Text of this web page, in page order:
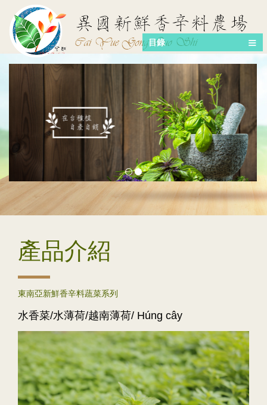
目錄
產品介紹
東南亞新鮮香辛料蔬菜系列
水香菜/水薄荷/越南薄荷/ Húng cây